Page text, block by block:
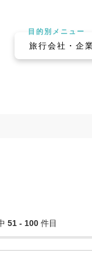
目的別メニュー
旅行会社・企
51 - 100 件目